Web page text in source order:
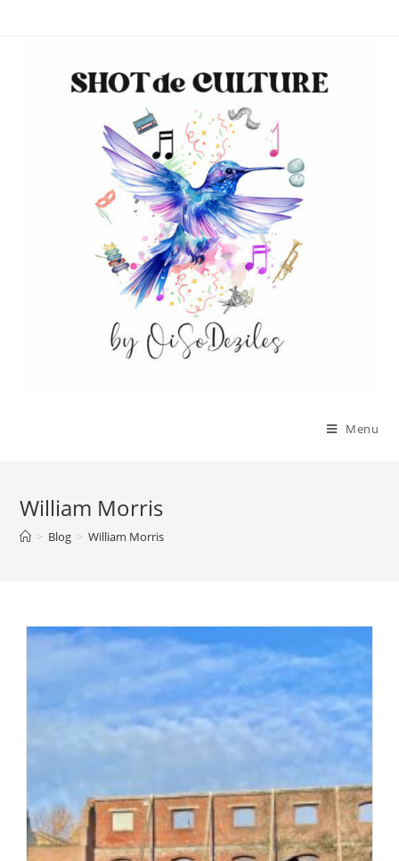
Menu
William Morris
> Blog > William Morris